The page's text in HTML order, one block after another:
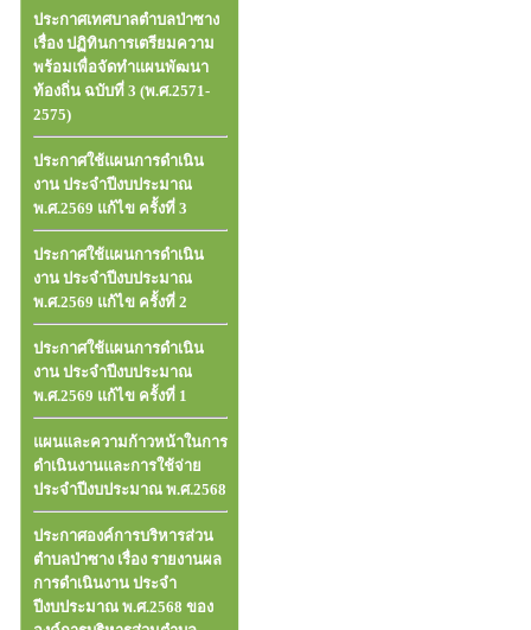
ประกาศเทศบาลตำบลป่าซาง
เรื่อง ปฏิทินการเตรียมความ
พร้อมเพื่อจัดทำแผนพัฒนา
ท้องถิ่น ฉบับที่ 3 (พ.ศ.2571-
2575)
ประกาศใช้แผนการดำเนิน
งาน ประจำปีงบประมาณ
พ.ศ.2569 แก้ไข ครั้งที่ 3
ประกาศใช้แผนการดำเนิน
งาน ประจำปีงบประมาณ
พ.ศ.2569 แก้ไข ครั้งที่ 2
ประกาศใช้แผนการดำเนิน
งาน ประจำปีงบประมาณ
พ.ศ.2569 แก้ไข ครั้งที่ 1
แผนและความก้าวหน้าในการ
ดำเนินงานและการใช้จ่าย
ประจำปีงบประมาณ พ.ศ.2568
ประกาศองค์การบริหารส่วน
ตำบลป่าซาง เรื่อง รายงานผล
การดำเนินงาน ประจำ
ปีงบประมาณ พ.ศ.2568 ของ